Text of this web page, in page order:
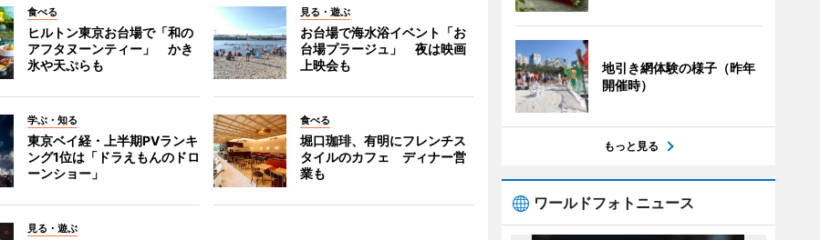
食べる
ヒルトン東京お台場で「和の
アフタヌーンティー」 かき
氷や天ぷらも
見る・遊ぶ
お台場で海水浴イベント「お
台場プラージュ」 夜は映画
上映会も
学ぶ・知る
東京ベイ経・上半期PVランキ
ング1位は「ドラえもんのドロ
ーンショー」
食べる
堀口珈琲、有明にフレンチス
タイルのカフェ ディナー営
業も
見る・遊ぶ
地引き網体験の様子（昨年
開催時）
もっと見る
ワールドフォトニュース